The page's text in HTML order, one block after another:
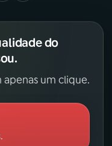
do
apenas um clique.